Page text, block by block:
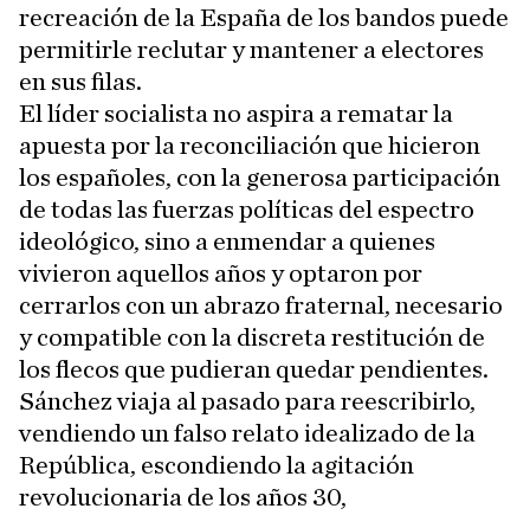
recreación de la España de los bandos puede
permitirle reclutar y mantener a electores
en sus filas.
El líder socialista no aspira a rematar la
apuesta por la reconciliación que hicieron
los españoles, con la generosa participación
de todas las fuerzas políticas del espectro
ideológico, sino a enmendar a quienes
vivieron aquellos años y optaron por
cerrarlos con un abrazo fraternal, necesario
y compatible con la discreta restitución de
los flecos que pudieran quedar pendientes.
Sánchez viaja al pasado para reescribirlo,
vendiendo un falso relato idealizado de la
República, escondiendo la agitación
revolucionaria de los años 30,